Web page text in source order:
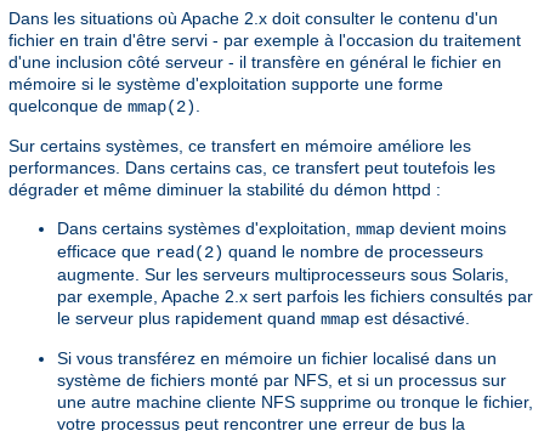
Dans les situations où Apache 2.x doit consulter le contenu d'un
fichier en train d'être servi - par exemple à l'occasion du traitement
d'une inclusion côté serveur - il transfère en général le fichier en
mémoire si le système d'exploitation supporte une forme
quelconque de mmap(2).
Sur certains systèmes, ce transfert en mémoire améliore les
performances. Dans certains cas, ce transfert peut toutefois les
dégrader et même diminuer la stabilité du démon httpd :
Dans certains systèmes d'exploitation, mmap devient moins
efficace que read(2) quand le nombre de processeurs
augmente. Sur les serveurs multiprocesseurs sous Solaris,
par exemple, Apache 2.x sert parfois les fichiers consultés par
le serveur plus rapidement quand mmap est désactivé.
Si vous transférez en mémoire un fichier localisé dans un
système de fichiers monté par NFS, et si un processus sur
une autre machine cliente NFS supprime ou tronque le fichier,
votre processus peut rencontrer une erreur de bus la